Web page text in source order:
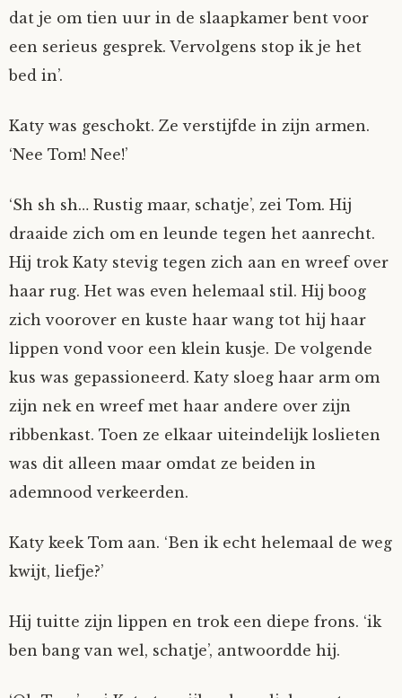
dat je om tien uur in de slaapkamer bent voor
een serieus gesprek. Vervolgens stop ik je het
bed in’.
Katy was geschokt. Ze verstijfde in zijn armen.
‘Nee Tom! Nee!’
‘Sh sh sh… Rustig maar, schatje’, zei Tom. Hij
draaide zich om en leunde tegen het aanrecht.
Hij trok Katy stevig tegen zich aan en wreef over
haar rug. Het was even helemaal stil. Hij boog
zich voorover en kuste haar wang tot hij haar
lippen vond voor een klein kusje. De volgende
kus was gepassioneerd. Katy sloeg haar arm om
zijn nek en wreef met haar andere over zijn
ribbenkast. Toen ze elkaar uiteindelijk loslieten
was dit alleen maar omdat ze beiden in
ademnood verkeerden.
Katy keek Tom aan. ‘Ben ik echt helemaal de weg
kwijt, liefje?’
Hij tuitte zijn lippen en trok een diepe frons. ‘ik
ben bang van wel, schatje’, antwoordde hij.